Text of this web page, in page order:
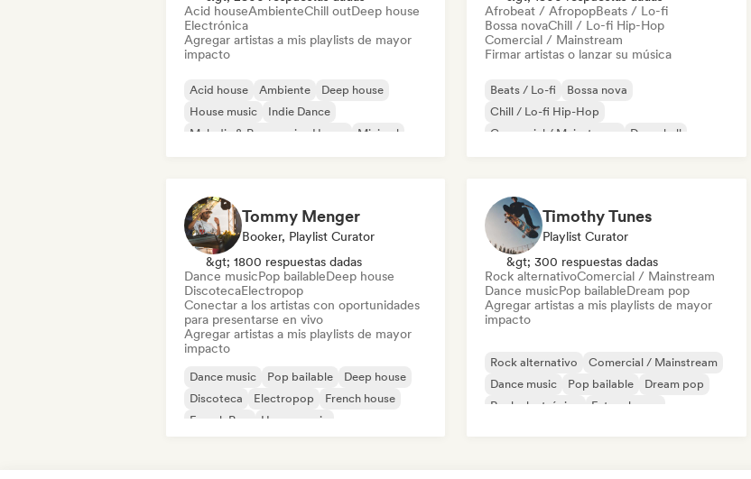
Acid houseAmbienteChill outDeep house
Electrónica
Agregar artistas a mis playlists de mayor
impacto
Acid house Ambiente
Deep house
House music
Indie Dance
Melodic & Progressive House
Minimal
Afrobeat / AfropopBeats / Lo-fi
Bossa novaChill / Lo-fi Hip-Hop
Comercial / Mainstream
Firmar artistas o lanzar su música
Beats / Lo-fi
Bossa nova
Chill / Lo-fi Hip-Hop
Comercial / Mainstream
Dancehall
Tommy Menger
Booker, Playlist Curator
&gt; 1800 respuestas dadas
Dance musicPop bailableDeep house
DiscotecaElectropop
Conectar a los artistas con oportunidades
para presentarse en vivo
Agregar artistas a mis playlists de mayor
impacto
Dance music Pop bailable
Deep house
Discoteca
Electropop
French house
French Pop
House music
Timothy Tunes
Playlist Curator
&gt; 300 respuestas dadas
Rock alternativoComercial / Mainstream
Dance musicPop bailableDream pop
Agregar artistas a mis playlists de mayor
impacto
Rock alternativo
Comercial / Mainstream
Dance music
Pop bailable
Dream pop
Rock electrónico
Future house